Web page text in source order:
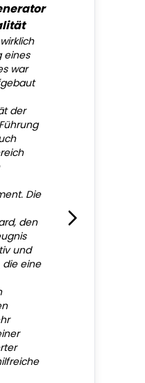
eines
war
der
Die
den
und
die eine